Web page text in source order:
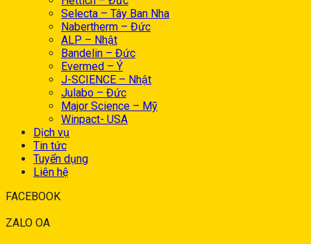
Selecta – Tây Ban Nha
Nabertherm – Đức
ALP – Nhật
Bandelin – Đức
Evermed – Ý
J-SCIENCE – Nhật
Julabo – Đức
Major Science – Mỹ
Winpact- USA
Dịch vụ
Tin tức
Tuyển dụng
Liên hệ
FACEBOOK
ZALO OA